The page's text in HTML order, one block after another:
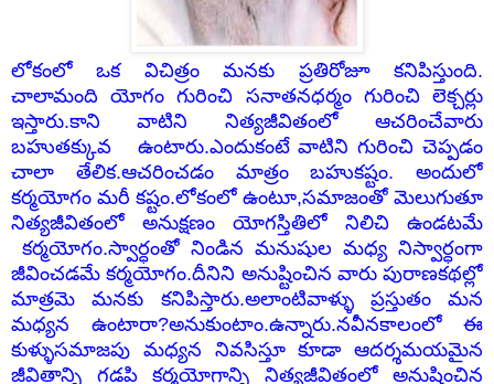
లోకంలో ఒక విచిత్రం మనకు ప్రతిరోజూ కనిపిస్తుంది.
చాలామంది యోగం గురించి సనాతనధర్మం గురించి లెక్చర్లు
ఇస్తారు.కాని వాటిని నిత్యజీవితంలో ఆచరించేవారు
బహుతక్కువ ఉంటారు.ఎందుకంటే వాటిని గురించి చెప్పడం
చాలా తేలిక.ఆచరించడం మాత్రం బహుకష్టం. అందులో
కర్మయోగం మరీ కష్టం.లోకంలో ఉంటూ,సమాజంతో మెలుగుతూ
నిత్యజీవితంలో అనుక్షణం యోగస్తితిలో నిలిచి ఉండటమే
కర్మయోగం.స్వార్ధంతో నిండిన మనుషుల మధ్య నిస్వార్ధంగా
జీవించడమే కర్మయోగం.దీనిని అనుష్టించిన వారు పురాణకథల్లో
మాత్రమె మనకు కనిపిస్తారు.అలాంటివాళ్ళు ప్రస్తుతం మన
మధ్యన ఉంటారా?అనుకుంటాం.ఉన్నారు.నవీనకాలంలో ఈ
కుళ్ళుసమాజపు మధ్యన నివసిస్తూ కూడా ఆదర్శమయమైన
జీవితాన్ని గడపి కర్మయోగాన్ని నిత్యజీవితంలో అనుష్టించిన